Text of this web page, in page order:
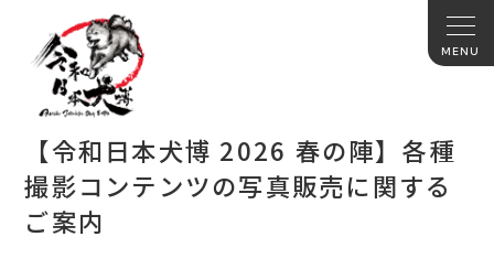
【令和日本犬博 2026 春の陣】各種
撮影コンテンツの写真販売に関する
ご案内